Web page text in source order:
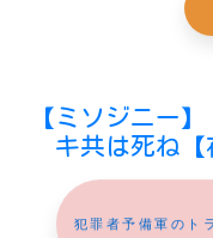
【ミソジニー
キ共は死ね
犯罪者予備軍のト